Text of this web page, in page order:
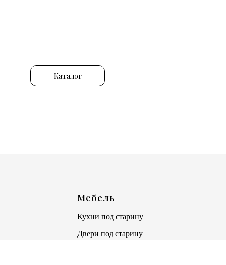
Каталог
Мебель
Кухни под старину
Двери под старину